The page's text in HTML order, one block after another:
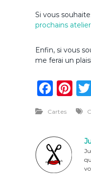
Si vous
prochains
Enfin, si vous
me ferai un
F
c
e
b
o
Pi
n
te
re
st
Cartes